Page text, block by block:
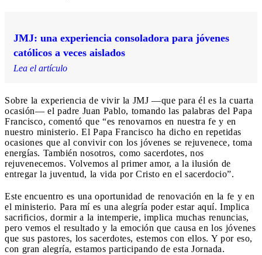
JMJ: una experiencia consoladora para jóvenes
católicos a veces aislados
Lea el artículo
Sobre la experiencia de vivir la JMJ —que para él es la cuarta
ocasión— el padre Juan Pablo, tomando las palabras del Papa
Francisco, comentó que “es renovarnos en nuestra fe y en
nuestro ministerio. El Papa Francisco ha dicho en repetidas
ocasiones que al convivir con los jóvenes se rejuvenece, toma
energías. También nosotros, como sacerdotes, nos
rejuvenecemos. Volvemos al primer amor, a la ilusión de
entregar la juventud, la vida por Cristo en el sacerdocio”.
Este encuentro es una oportunidad de renovación en la fe y en
el ministerio. Para mí es una alegría poder estar aquí. Implica
sacrificios, dormir a la intemperie, implica muchas renuncias,
pero vemos el resultado y la emoción que causa en los jóvenes
que sus pastores, los sacerdotes, estemos con ellos. Y por eso,
con gran alegría, estamos participando de esta Jornada.